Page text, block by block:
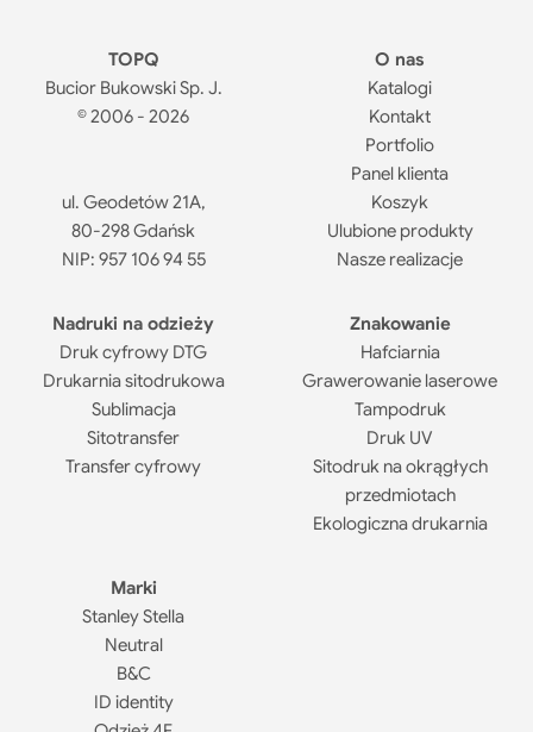
TOPQ
Bucior Bukowski Sp. J.
© 2006 - 2026
ul. Geodetów 21A,
80-298 Gdańsk
NIP: 957 106 94 55
O nas
Katalogi
Kontakt
Portfolio
Panel klienta
Koszyk
Ulubione produkty
Nasze realizacje
Nadruki na odzieży
Druk cyfrowy DTG
Drukarnia sitodrukowa
Sublimacja
Sitotransfer
Transfer cyfrowy
Znakowanie
Hafciarnia
Grawerowanie laserowe
Tampodruk
Druk UV
Sitodruk na okrągłych
przedmiotach
Ekologiczna drukarnia
Marki
Stanley Stella
Neutral
B&C
ID identity